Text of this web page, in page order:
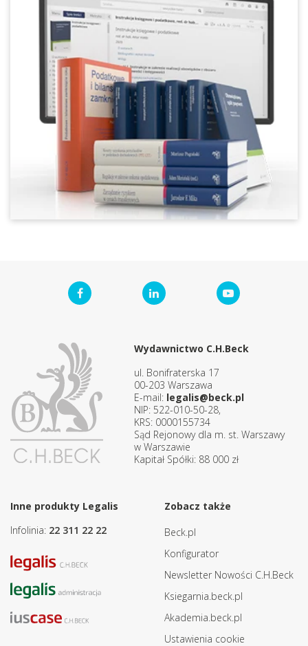
Wydawnictwo C.H.Beck
ul. Bonifraterska 17
00-203 Warszawa
E-mail: legalis@beck.pl
NIP: 522-010-50-28,
KRS: 0000155734
Sąd Rejonowy dla m. st. Warszawy
w Warszawie
Kapitał Spółki: 88 000 zł
Inne produkty Legalis
Infolinia: 22 311 22 22
Zobacz także
Beck.pl
Konfigurator
Newsletter Nowości C.H.Beck
Ksiegarnia.beck.pl
Akademia.beck.pl
Ustawienia cookie